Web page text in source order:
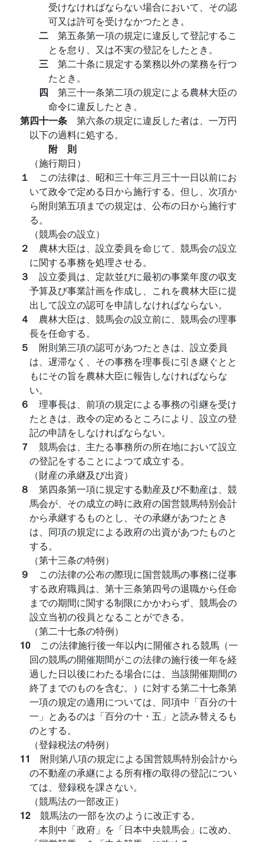
受けなければならない場合において、その認
可又は許可を受けなかつたとき。
二 第五条第一項の規定に違反して登記するこ
とを怠り、又は不実の登記をしたとき。
三 第二十条に規定する業務以外の業務を行つ
たとき。
四 第三十一条第二項の規定による農林大臣の
命令に違反したとき。
第四十一条 第六条の規定に違反した者は、一万円
以下の過料に処する。
附 則
（施行期日）
１ この法律は、昭和三十年三月三十一日以前にお
いて政令で定める日から施行する。但し、次項か
ら附則第五項までの規定は、公布の日から施行す
る。
（競馬会の設立）
２ 農林大臣は、設立委員を命じて、競馬会の設立
に関する事務を処理させる。
３ 設立委員は、定款並びに最初の事業年度の収支
予算及び事業計画を作成し、これを農林大臣に提
出して設立の認可を申請しなければならない。
４ 農林大臣は、競馬会の設立前に、競馬会の理事
長を任命する。
５ 附則第三項の認可があつたときは、設立委員
は、遅滞なく、その事務を理事長に引き継ぐとと
もにその旨を農林大臣に報告しなければならな
い。
６ 理事長は、前項の規定による事務の引継を受け
たときは、政令の定めるところにより、設立の登
記の申請をしなければならない。
７ 競馬会は、主たる事務所の所在地において設立
の登記をすることによつて成立する。
（財産の承継及び出資）
８ 第四条第一項に規定する動産及び不動産は、競
馬会が、その成立の時に政府の国営競馬特別会計
から承継するものとし、その承継があつたとき
は、同項の規定による政府の出資があつたものと
する。
（第十三条の特例）
９ この法律の公布の際現に国営競馬の事務に従事
する政府職員は、第十三条第四号の退職から任命
までの期間に関する制限にかかわらず、競馬会の
設立当初の役員となることができる。
（第二十七条の特例）
10 この法律施行後一年以内に開催される競馬（一
回の競馬の開催期間がこの法律の施行後一年を経
過した日以後にわたる場合には、当該開催期間の
終了までのものを含む。）に対する第二十七条第
一項の規定の適用については、同項中「百分の十
一」とあるのは「百分の十・五」と読み替えるも
のとする。
（登録税法の特例）
11 附則第八項の規定による国営競馬特別会計から
の不動産の承継による所有権の取得の登記につい
ては、登録税を課さない。
（競馬法の一部改正）
12 競馬法の一部を次のように改正する。
本則中「政府」を「日本中央競馬会」に改め、